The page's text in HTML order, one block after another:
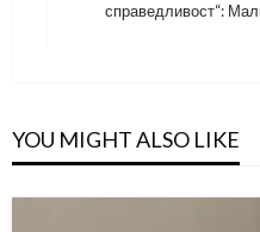
справедливост“:
YOU MIGHT ALSO LIKE